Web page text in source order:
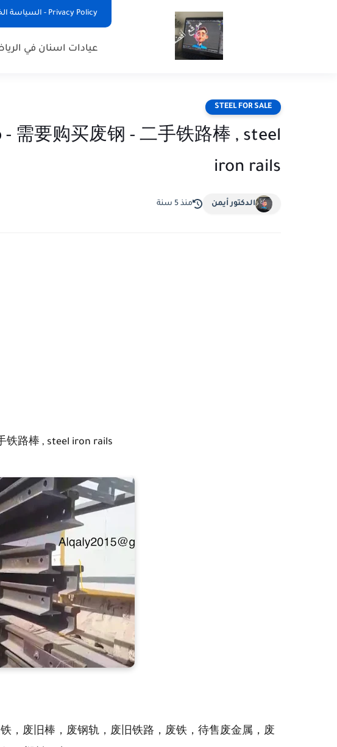
Privacy Policy - السياسة الخصوصية
عيادات اسنان في
STEEL FOR SALE
- 需要购买废钢 - 二手铁路棒 , steel
iron rails
الدكتور أيمن منذ 5 سنة
铁路棒 , steel iron rails
，废旧棒，废钢​​轨，废旧铁路，废铁，待售废金属，废